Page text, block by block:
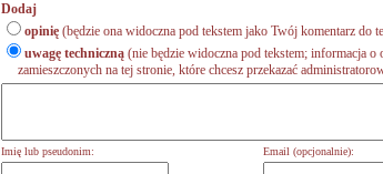
Dodaj
opinię (będzie ona widoczna pod tekstem jako Twój komentarz do
uwagę techniczną (nie będzie widoczna pod tekstem; informacja o
zamieszczonych na tej stronie, które chcesz przekazać
Imię lub pseudonim: Email (opcjonalnie):